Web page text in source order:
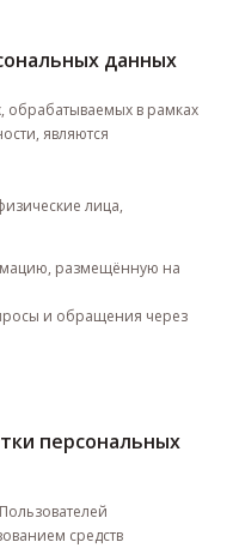
данных
обрабатываемых в рамках
являются
лица,
размещённую на
и обращения через
персональных
средств